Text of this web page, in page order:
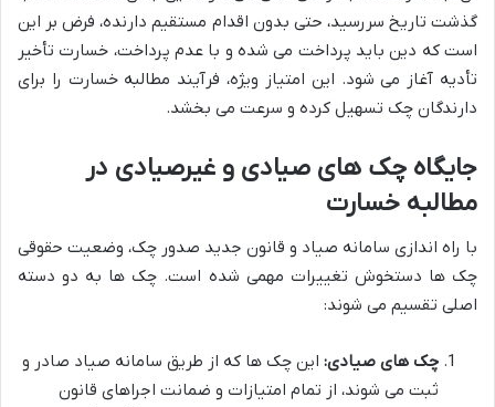
گذشت تاریخ سررسید، حتی بدون اقدام مستقیم دارنده، فرض بر این
است که دین باید پرداخت می شده و با عدم پرداخت، خسارت تأخیر
تأدیه آغاز می شود. این امتیاز ویژه، فرآیند مطالبه خسارت را برای
دارندگان چک تسهیل کرده و سرعت می بخشد.
جایگاه چک های صیادی و غیرصیادی در
مطالبه خسارت
با راه اندازی سامانه صیاد و قانون جدید صدور چک، وضعیت حقوقی
چک ها دستخوش تغییرات مهمی شده است. چک ها به دو دسته
اصلی تقسیم می شوند:
چک های صیادی: این چک ها که از طریق سامانه صیاد صادر و
ثبت می شوند، از تمام امتیازات و ضمانت اجراهای قانون